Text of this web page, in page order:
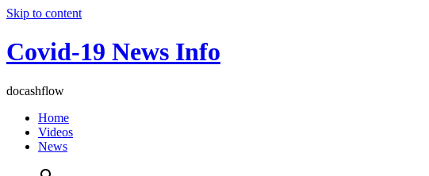
Skip to content
Covid-19 News Info
docashflow
Home
Videos
News